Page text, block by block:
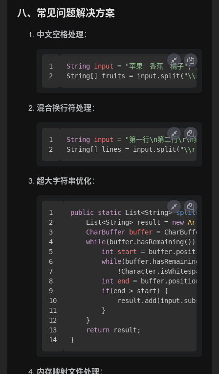
八、常见问题解决方案
中文空格处理：
1
String input = "苹果　香蕉　橘子"; // 包
String[] fruits = input.split( "\\s+|　
混合换行符处理：
1
String input = "第一行\n第二行\r\n第三行"
String[] lines = input.split(
超大字符串优化：
1
2
3
4
5
6
7
8
9
10
11
12
13
public static List<String>
    List<String> result =
new
CharBuffer
buffer =
while(buffer.hasRemaining()) {
int
start = buffer.position();
while(buffer.hasRemaining()
int
end = buffer.position();
if(end > start) {
        }
    }
return result;
内存映射文件处理：